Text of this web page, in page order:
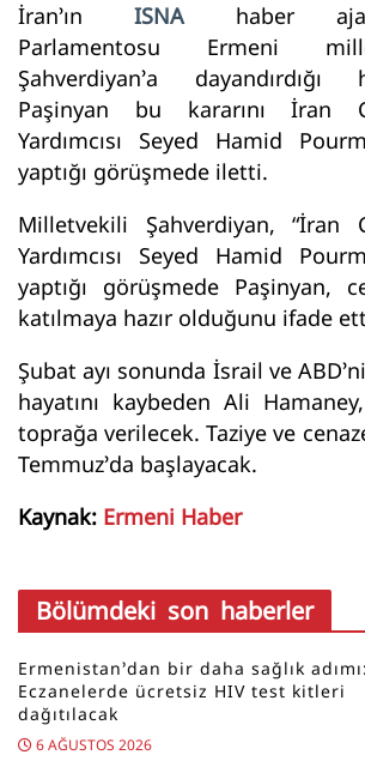
İran’ın
ISNA
haber
Parlamentosu Ermeni
Şahverdiyan’a
Paşinyan bu kararını İran
Yardımcısı Seyed Hamid
yaptığı görüşmede iletti.
Milletvekili Şahverdiyan, “İran
Yardımcısı Seyed Hamid
yaptığı görüşmede Paşinyan,
katılmaya hazır olduğunu ifade
Şubat ayı sonunda İsrail ve
hayatını kaybeden Ali
toprağa verilecek. Taziye ve
Temmuz’da başlayacak.
Kaynak: Ermeni Haber
Bölümdeki son haberler
Ermenistan’dan bir daha sağlık adımı:
Eczanelerde ücretsiz HIV test kitleri
dağıtılacak
6 AĞUSTOS 2026